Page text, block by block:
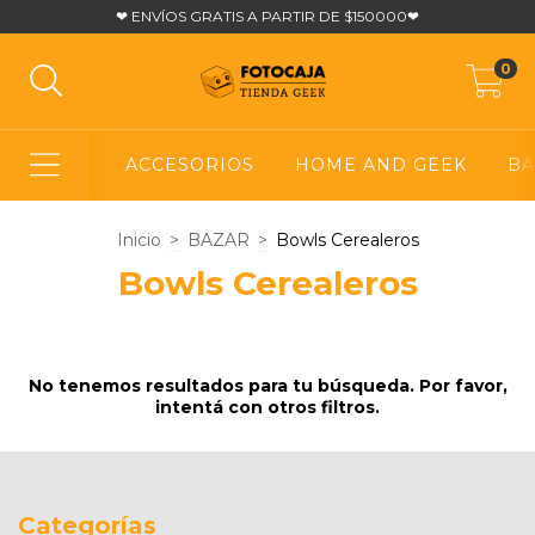
❤ ENVÍOS GRATIS A PARTIR DE $150000❤
0
ACCESORIOS HOME AND GEEK
Inicio > BAZAR > Bowls Cerealeros
Bowls Cerealeros
No tenemos resultados para tu búsqueda. Por favor,
intentá con otros filtros.
Categorías